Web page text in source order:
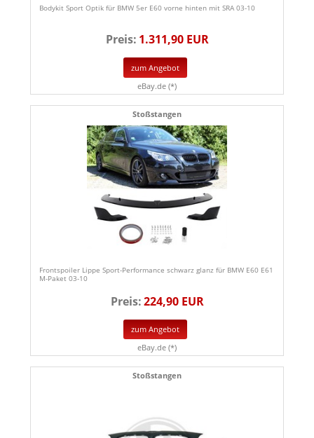
Bodykit Sport Optik für BMW 5er E60 vorne hinten mit SRA 03-10
Preis: 1.311,90 EUR
zum Angebot
eBay.de (*)
Stoßstangen
Frontspoiler Lippe Sport-Performance schwarz glanz für BMW E60 E61
M-Paket 03-10
Preis:224,90 EUR
zum Angebot
eBay.de (*)
Stoßstangen